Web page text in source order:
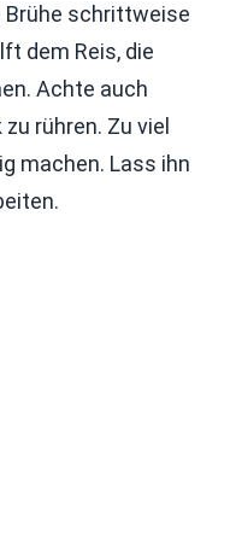
Brühe schrittweise
dem Reis, die
Achte auch
rühren. Zu viel
machen. Lass ihn